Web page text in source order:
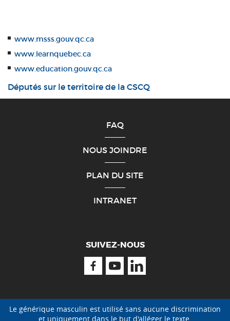
www.msss.gouv.qc.ca
www.learnquebec.ca
www.education.gouv.qc.ca
Députés sur le territoire de la CSCQ
FAQ
NOUS JOINDRE
PLAN DU SITE
INTRANET
SUIVEZ-NOUS
FacebookYoutubeLinkedin
Le générique masculin est utilisé sans aucune discrimination
et uniquement dans le but d'alléger le texte.